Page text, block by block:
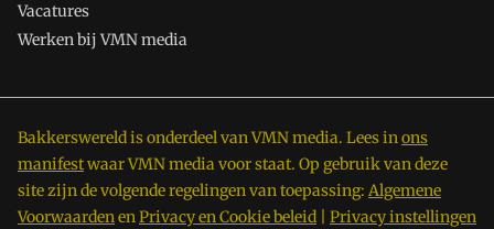
Vacatures
Werken bij VMN media
Bakkerswereld is onderdeel van VMN media. Lees inons
manifestwaar VMN media voor staat. Op gebruik van deze
site zijn de volgende regelingen van toepassing: Algemene
VoorwaardenenPrivacy en Cookie beleid Privacy instellingen